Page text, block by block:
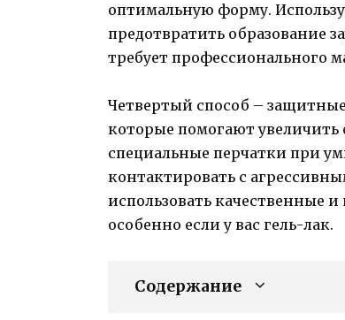
оптимальную форму.
предотвратить образование
требует профессионального
Четвертый способ –
которые помогают
специальные перчатки при
контактировать с
использовать качественные
особенно если у вас гель-лак.
Содержание